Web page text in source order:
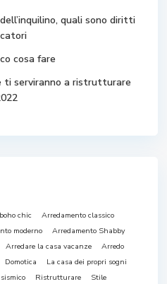
quali sono diritti
cosa fare
ti serviranno a ristrutturare
chic
Arredamento classico
moderno
Arredamento Shabby
Arredare la casa vacanze
Arredo
Domotica
La casa dei propri sogni
Ristrutturare
Stile